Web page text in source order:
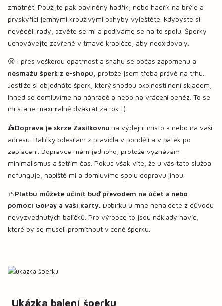
zmatnět. Použijte pak bavlněný hadřík, nebo hadřík na brýle a
pryskyřici jemnými krouživými pohyby vyleštěte. Kdybyste si
nevěděli rady, ozvěte se mi a podíváme se na to spolu. Šperky
uchovávejte zavřené v tmavé krabičce, aby neoxidovaly.
😪 I přes veškerou opatrnost a snahu se občas zapomenu a
nesmažu šperk z e-shopu, protože jsem třeba právě na trhu.
Jestliže si objednáte šperk, který shodou okolností není skladem,
ihned se domluvíme na náhradě a nebo na vrácení peněz. To se
mi stane maximalně dvakrát za rok :)
🛵Doprava je skrze Zásilkovnu na výdejní místo a nebo na vaši
adresu. Balíčky odesílám z pravidla v pondělí a v pátek po
zaplacení. Dopravce mám jednoho, protože vyznávám
minimalismus a šetřím čas. Pokud však víte, že u vás tato služba
nefunguje, napiště mi a domluvíme spolu dopravu jinou.
👛Platbu můžete učinit buď převodem na účet a nebo
pomocí GoPay a vaší karty. Dobírku u mne nenajdete z důvodu
nevyzvednutých balíčků. Pro výrobce to jsou náklady navíc,
které by se museli promítnout v ceně šperku.
Ukázka balení šperku